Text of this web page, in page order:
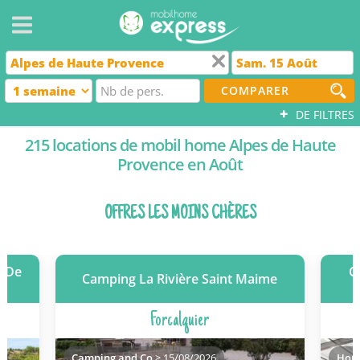
COMPARER
+ DE FILTRES
215 locations de mobil home Alpes de Haute
Provence en Août
OFFRES LES MOINS CHÈRES
De Camping La Rivière Saint Maime
Forcalquier